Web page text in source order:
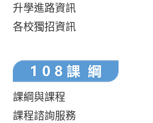
升學進路資訊
各校獨招資訊
課綱與課程
課程諮詢服務